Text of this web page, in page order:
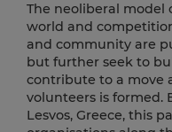
The neoliberal model
world and
and community are
but further seek to
contribute to a move
volunteers is
Lesvos, Greece, this